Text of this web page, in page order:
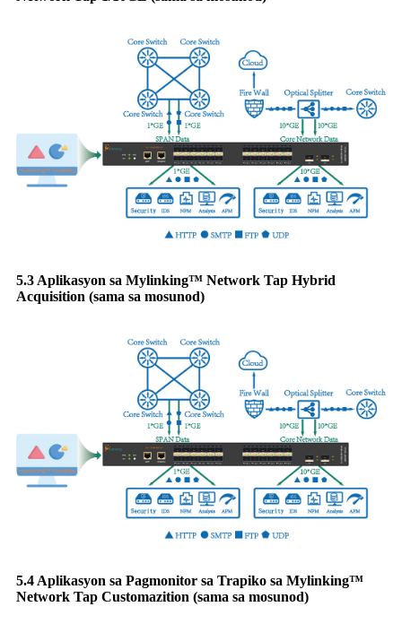
5.3 Aplikasyon sa Mylinking™ Network Tap Hybrid
Acquisition (sama sa mosunod)
5.4 Aplikasyon sa Pagmonitor sa Trapiko sa Mylinking™
Network Tap Customazition (sama sa mosunod)